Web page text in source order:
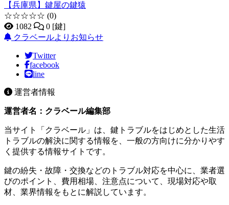
【兵庫県】鍵屋の鍵猿
☆☆☆☆☆ (0)
1082
0 [鍵]
クラベールよりお知らせ
Twitter
facebook
line
運営者情報
運営者名：クラベール編集部
当サイト「クラベール」は、鍵トラブルをはじめとした生活
トラブルの解決に関する情報を、一般の方向けに分かりやす
く提供する情報サイトです。
鍵の紛失・故障・交換などのトラブル対応を中心に、業者選
びのポイント、費用相場、注意点について、現場対応や取
材、業界情報をもとに解説しています。